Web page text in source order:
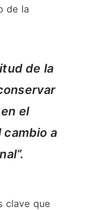
de la
de la
el
cambio a
clave que